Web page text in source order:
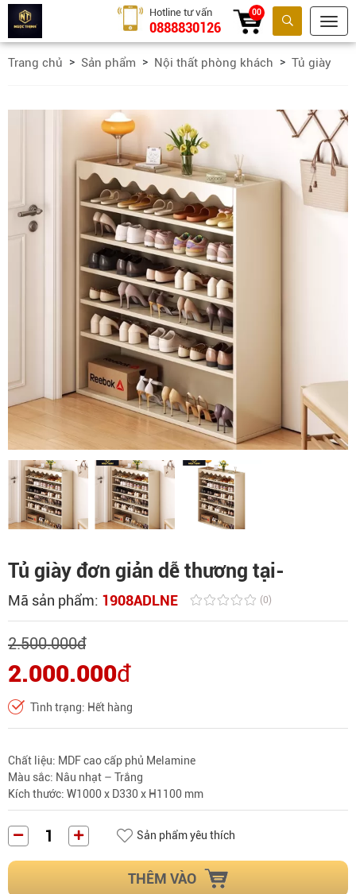
Tìm kiếm
Hotline tư vấn
0888830126
00
Trang chủ Sản phẩm Nội thất phòng khách Tủ giày
Tủ giày đơn giản dễ thương tại-
Mã sản phẩm: 1908ADLNE (0)
2.500.000đ
2.000.000đ
Tình trạng: Hết hàng
Chất liệu: MDF cao cấp phủ Melamine
Màu sắc: Nâu nhạt – Trắng
Kích thước: W1000 x D330 x H1100 mm
Sản phẩm yêu thích
THÊM VÀO